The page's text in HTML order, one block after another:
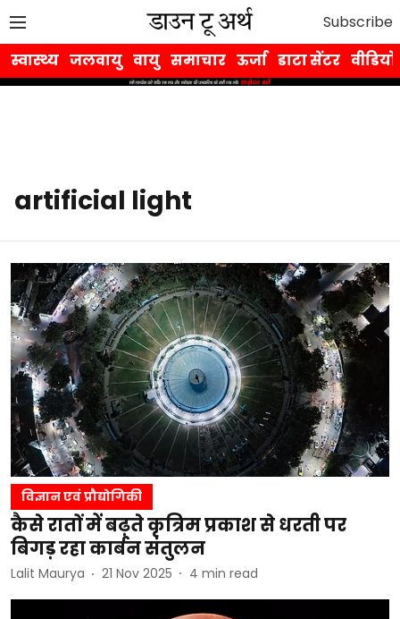
Subscribe
स्वास्थ्य जलवायु वायु समाचार ऊर्जा डाटा सेंटर वीडियो
artificial light
विज्ञान एवं प्रौद्योगिकी
कैसे रातों में बढ़ते कृत्रिम प्रकाश से धरती पर
बिगड़ रहा कार्बन संतुलन
Lalit Maurya 21 Nov 2025 4 min read